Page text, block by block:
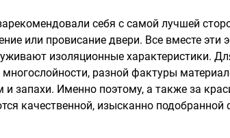
себя с самой лучшей
или провисание двери. Все вместе эти
изоляционные характеристики.
многослойности, разной фактуры
и запахи. Именно поэтому, а также за
качественной, изысканно